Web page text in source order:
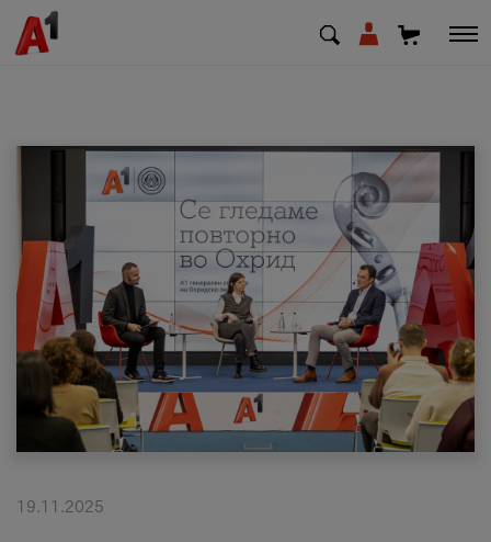
МК SQ
Приватни Деловни
Поддршка
Надополни кредит
19.11.2025